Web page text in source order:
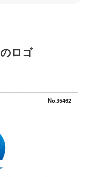
のロゴ
No.35462